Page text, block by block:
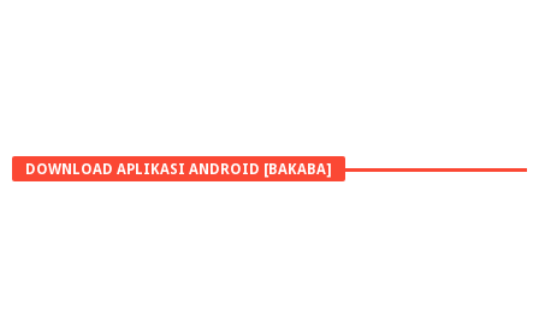
DOWNLOAD APLIKASI ANDROID [BAKABA]